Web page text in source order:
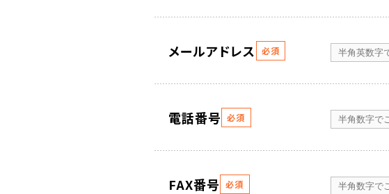
メールアドレス 必須
電話番号 必須
FAX番号 必須